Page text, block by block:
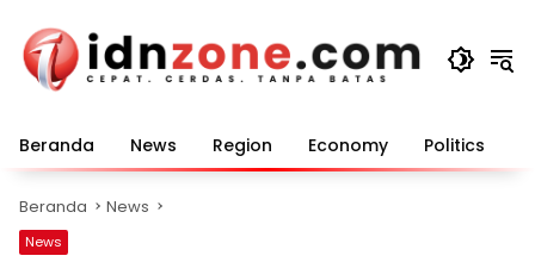
konten
Beranda News Region Economy Politics
Beranda News
News